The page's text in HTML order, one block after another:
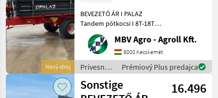
Nový stroj
pótkocsi I 8T-18T
BEVEZETŐ ÁR I PALAZ
Tandem pótkocsi I 8T-18T
Ha PALAZ akkor kizárólag
az MBV AGRO! Vásároljon
közvetlenül az importőrtől,
a régió legnagyobb PALAZ
kereskedőitől. Az
MBV Agro - Agroll Kft.
6000 Kecskemét
Privesné
vozíky /
Sonstige
Prémiový Plus predajca
Sonstige
16.496